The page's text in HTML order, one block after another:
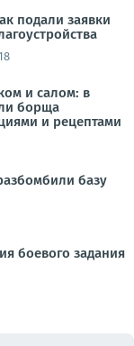
подали заявки
и салом: в
борща
и рецептами
базу
боевого задания